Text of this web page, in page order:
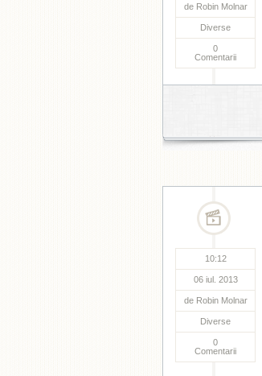
de Robin Molnar
Diverse
0
Comentarii
10:12
06 iul. 2013
de Robin Molnar
Diverse
0
Comentarii